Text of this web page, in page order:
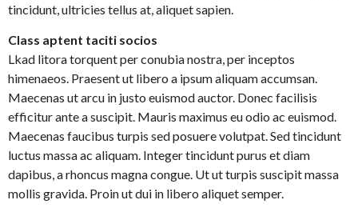
tincidunt, ultricies tellus at, aliquet sapien.
Class aptent taciti socios
Lkad litora torquent per conubia nostra, per inceptos
himenaeos. Praesent ut libero a ipsum aliquam accumsan.
Maecenas ut arcu in justo euismod auctor. Donec facilisis
efficitur ante a suscipit. Mauris maximus eu odio ac euismod.
Maecenas faucibus turpis sed posuere volutpat. Sed tincidunt
luctus massa ac aliquam. Integer tincidunt purus et diam
dapibus, a rhoncus magna congue. Ut ut turpis suscipit massa
mollis gravida. Proin ut dui in libero aliquet semper.